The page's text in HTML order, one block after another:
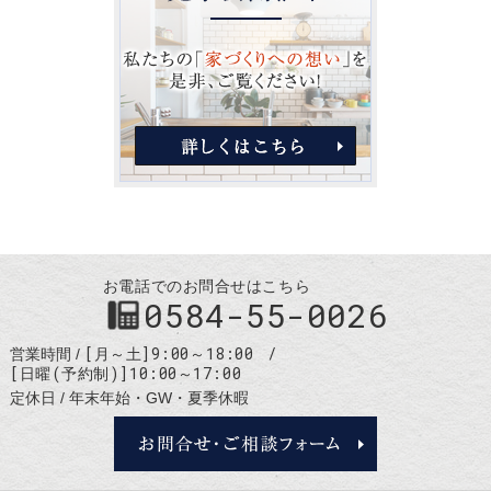
お電話でのお問合せはこちら
0584-55-0026
営業時間
[月～土]9:00～18:00
[日曜(予約制)]10:00～17:00
定休日 年末年始・GW・夏季休暇